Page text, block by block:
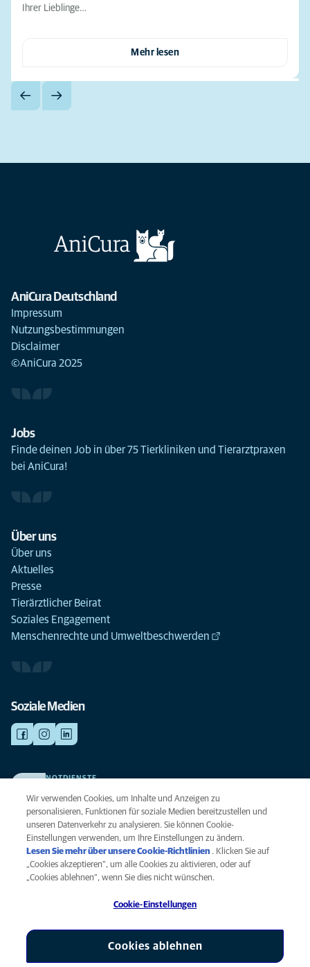
Ihrer Lieblinge…
Mehr lesen
AniCura Deutschland
Impressum
Nutzungsbestimmungen
Disclaimer
©AniCura 2025
Jobs
Finde deinen Job in über 75 Tierkliniken und Tierarztpraxen
bei AniCura!
Über uns
Über uns
Aktuelles
Presse
Tierärztlicher Beirat
Soziales Engagement
Menschenrechte und Umweltbeschwerden
Soziale Medien
NOTDIENSTE
beste Versorgung verdient.
Datenschutz
Legal
Hinweis zu Cookies
Global Human Rights
AniCura ist eine Tochtergesellschaft von Mars, Inc © 2026
Wir verwenden Cookies, um Inhalte und Anzeigen zu
personalisieren, Funktionen für soziale Medien bereitzustellen und
unseren Datenverkehr zu analysieren. Sie können Cookie-
Einstellungen verwenden, um Ihre Einstellungen zu ändern.
Lesen Sie mehr über unsere Cookie-Richtlinien (opens in a new
tab)
. Klicken Sie auf
„Cookies akzeptieren“, um alle Cookies zu aktivieren, oder auf
„Cookies ablehnen“, wenn Sie dies nicht wünschen.
Cookie-Einstellungen
Cookies ablehnen